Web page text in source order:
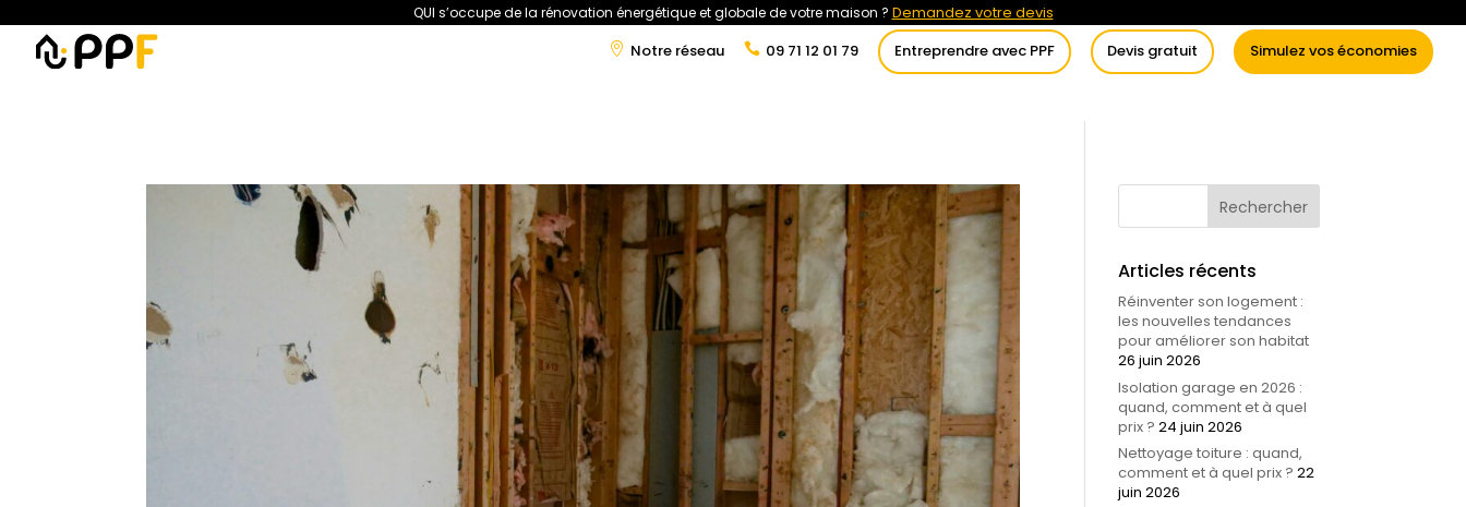
QUI s’occupe de la rénovation énergétique et globale de votre maison ? Demandez votre devis
Notre réseau
09 71 12 01 79 Entreprendre avec PPF Devis gratuit Simulez vos économies
Rénovation Énergétique Énergies Renouvelables Traitement de l’eau Conseils
Articles récents
Réinventer son logement :
les nouvelles tendances
pour améliorer son habitat
26 juin 2026
Isolation garage en 2026 :
quand, comment et à quel
prix ? 24 juin 2026
Nettoyage toiture : quand,
comment et à quel prix ? 22
juin 2026